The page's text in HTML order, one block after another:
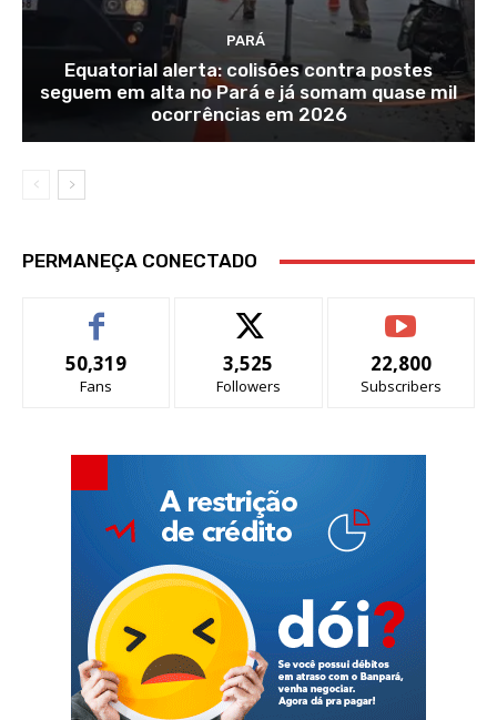
PARÁ
Equatorial alerta: colisões contra postes
seguem em alta no Pará e já somam quase mil
ocorrências em 2026
PERMANEÇA CONECTADO
50,319
Fans
3,525
Followers
22,800
Subscribers